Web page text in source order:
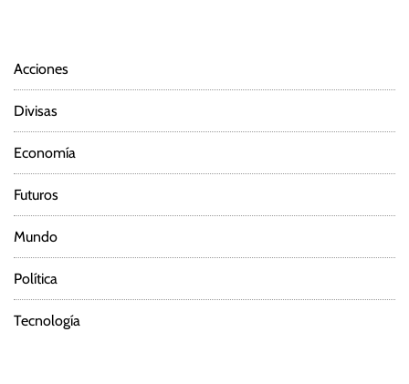
Acciones
Divisas
Economía
Futuros
Mundo
Política
Tecnología